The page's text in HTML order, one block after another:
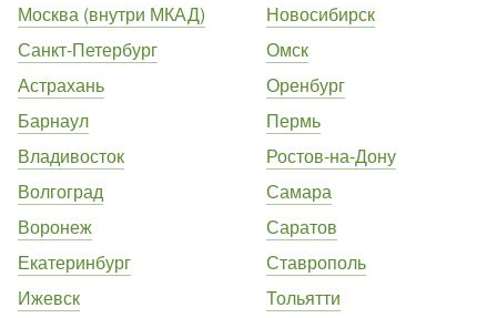
Москва (внутри МКАД)
Санкт-Петербург
Астрахань
Барнаул
Владивосток
Волгоград
Воронеж
Екатеринбург
Ижевск
Новосибирск
Омск
Оренбург
Пермь
Ростов-на-Дону
Самара
Саратов
Ставрополь
Тольятти